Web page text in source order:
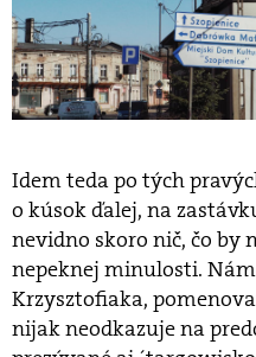
Idem teda po tých
o kúsok ďalej, na
nevidno skoro nič, čo by
nepeknej minulosti.
Krzysztofiaka,
nijak neodkazuje na